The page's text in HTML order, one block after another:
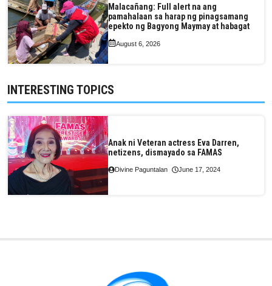
Malacañang: Full alert na ang
pamahalaan sa harap ng pinagsamang
epekto ng Bagyong Maymay at habagat
August 6, 2026
INTERESTING TOPICS
Anak ni Veteran actress Eva Darren,
netizens, dismayado sa FAMAS
Divine Paguntalan June 17, 2024